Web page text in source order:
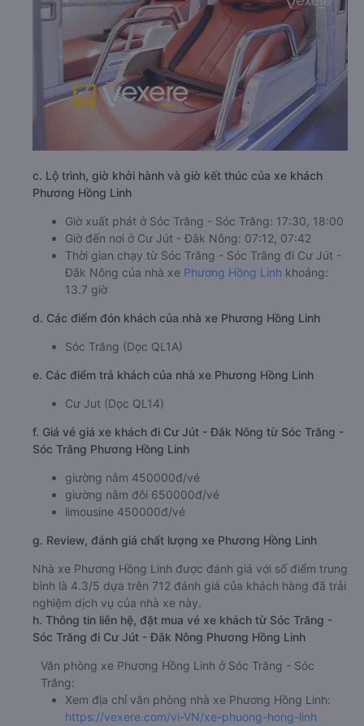
c. Lộ trình, giờ khởi hành và giờ kết thúc của xe khách
Phương Hồng Linh
Giờ xuất phát ở Sóc Trăng - Sóc Trăng: 17:30, 18:00
Giờ đến nơi ở Cư Jút - Đắk Nông: 07:12, 07:42
Thời gian chạy từ Sóc Trăng - Sóc Trăng đi Cư Jút -
Đắk Nông của nhà xe Phương Hồng Linh khoảng:
13.7 giờ
d. Các điểm đón khách của nhà xe Phương Hồng Linh
Sóc Trăng (Dọc QL1A)
e. Các điểm trả khách của nhà xe Phương Hồng Linh
Cư Jut (Dọc QL14)
f. Giá vé giá xe khách đi Cư Jút - Đắk Nông từ Sóc Trăng -
Sóc Trăng Phương Hồng Linh
giường nằm 450000đ/vé
giường nằm đôi 650000đ/vé
limousine 450000đ/vé
g. Review, đánh giá chất lượng xe Phương Hồng Linh
Nhà xe Phương Hồng Linh được đánh giá với số điểm trung
bình là 4.3/5 dựa trên 712 đánh giá của khách hàng đã trải
nghiệm dịch vụ của nhà xe này.
h. Thông tin liên hệ, đặt mua vé xe khách từ Sóc Trăng -
Sóc Trăng đi Cư Jút - Đắk Nông Phương Hồng Linh
Văn phòng xe Phương Hồng Linh ở Sóc Trăng - Sóc
Trăng:
Xem địa chỉ văn phòng nhà xe Phương Hồng Linh:
https://vexere.com/vi-VN/xe-phuong-hong-linh